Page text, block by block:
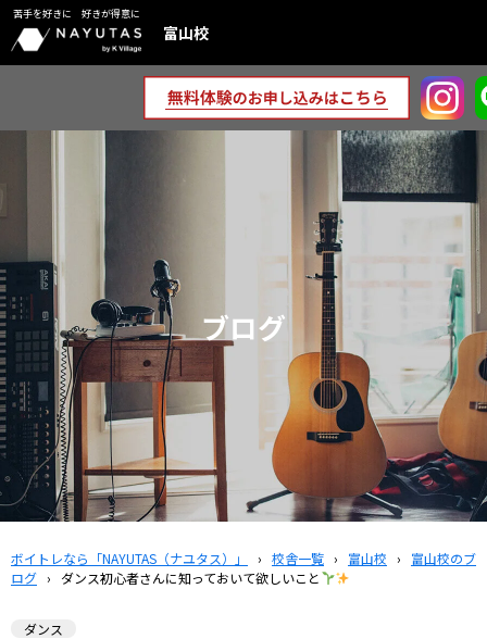
苦手を好きに 好きが得意に
富山校
ブログ
ボイトレなら「NAYUTAS（ナユタス）」 › 校舎一覧 › 富山校 ›
富山校のブ
ログ › ダンス初心者さんに知っておいて欲しいこと
ダンス